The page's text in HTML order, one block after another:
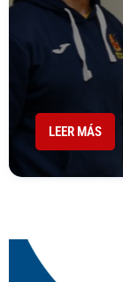
LEER MÁS